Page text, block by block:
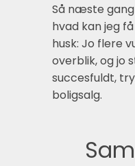
Så næste gang
hvad kan jeg
husk: Jo flere
overblik, og jo
succesfuldt,
boligsalg.